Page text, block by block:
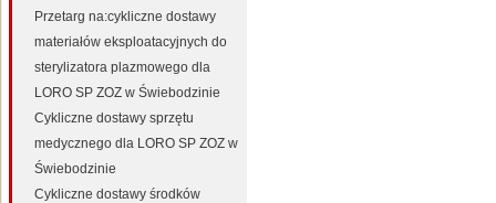
Przetarg na:cykliczne dostawy
materiałów eksploatacyjnych do
sterylizatora plazmowego dla
LORO SP ZOZ w Świebodzinie
Cykliczne dostawy sprzętu
medycznego dla LORO SP ZOZ w
Świebodzinie
Cykliczne dostawy środków